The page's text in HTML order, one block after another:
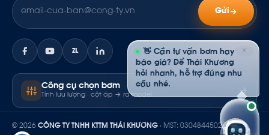
Gửi
ZL
Công cụ chọn bơm
Tính lưu lượng · cột áp → ra model
© 2026 CÔNG TY TNHH KTTM THÁI KHƯƠNG · MST: 0304844502
✕
👋 Cần tư vấn bơm hay
báo giá? Để Thái Khương
hỏi nhanh, hỗ trợ đúng nhu
cầu nhé.